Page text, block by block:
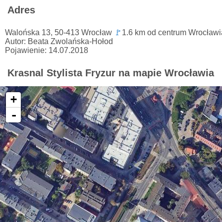
Adres
Walońska 13, 50-413 Wrocław 🚩 1.6 km od centrum
Autor: Beata Zwolańska-Hołod
Pojawienie: 14.07.2018
Krasnal Stylista Fryzur na mapie Wrocławia
+
-